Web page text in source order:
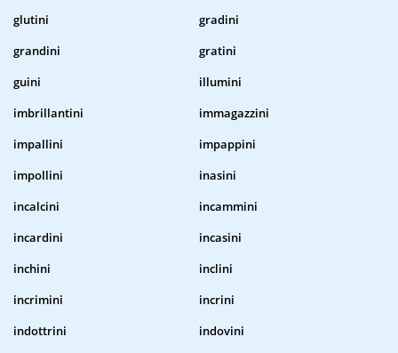
glutini
gradini
grandini
gratini
guini
illumini
imbrillantini
immagazzini
impallini
impappini
impollini
inasini
incalcini
incammini
incardini
incasini
inchini
inclini
incrimini
incrini
indottrini
indovini